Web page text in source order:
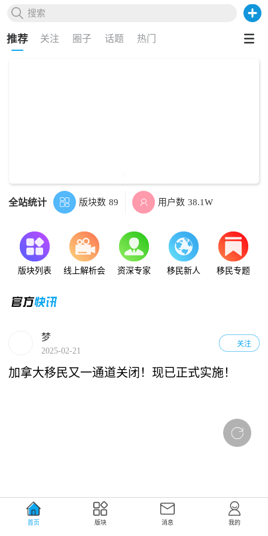
搜索 
推荐 关注 圈子 话题 热门
全站统计  版块数 89  用户数 38.1W
版块列表 线上解析会 资深专家 移民新人 移民专题
梦
2025-02-21
关注
加拿大移民又一通道关闭！现已正式实施！
首页 版块 消息 我的